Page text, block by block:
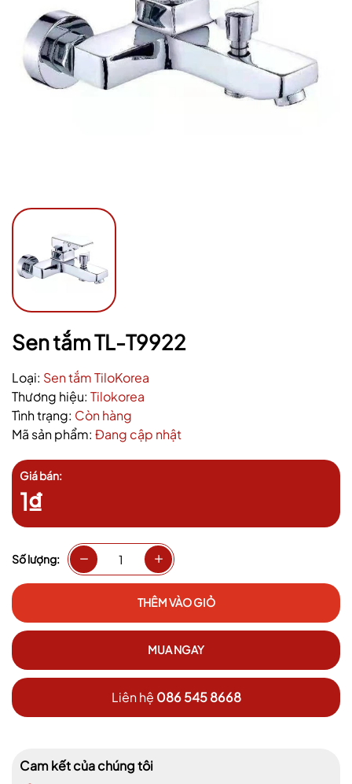
Sen tắm TL-T9922
Loại: Sen tắm TiloKorea
Thương hiệu: Tilokorea
Tình trạng: Còn hàng
Mã sản phẩm: Đang cập nhật
Giá bán:
1₫
Số lượng:
THÊM VÀO GIỎ
MUA NGAY
Liên hệ 086 545 8668
Cam kết của chúng tôi
Ngày hết hạn:
Điều kiện: